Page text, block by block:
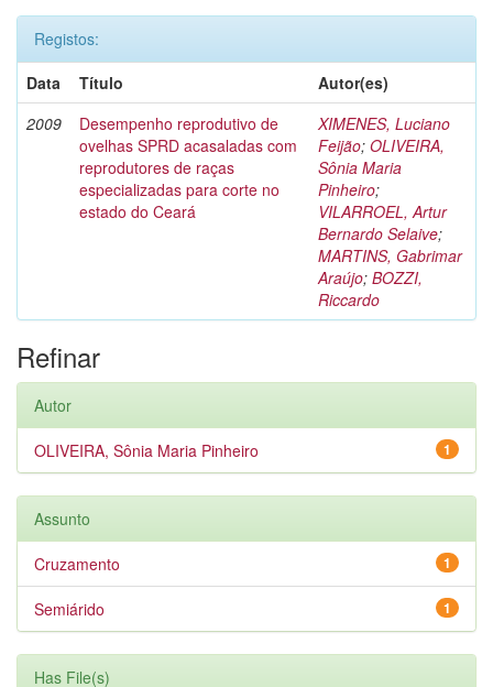
Registos:
Data
Título
Autor(es)
2009
Desempenho reprodutivo de
ovelhas SPRD acasaladas com
reprodutores de raças
especializadas para corte no
estado do Ceará
XIMENES, Luciano
Feijão; OLIVEIRA,
Sônia Maria
Pinheiro;
VILARROEL, Artur
Bernardo Selaive;
MARTINS, Gabrimar
Araújo; BOZZI,
Riccardo
Refinar
Autor
1
OLIVEIRA, Sônia Maria Pinheiro
Assunto
1
Cruzamento
1
Semiárido
Has File(s)